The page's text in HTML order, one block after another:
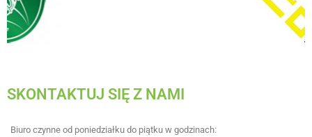
SKONTAKTUJ SIĘ Z NAMI
Biuro czynne od poniedziałku do piątku w godzinach: